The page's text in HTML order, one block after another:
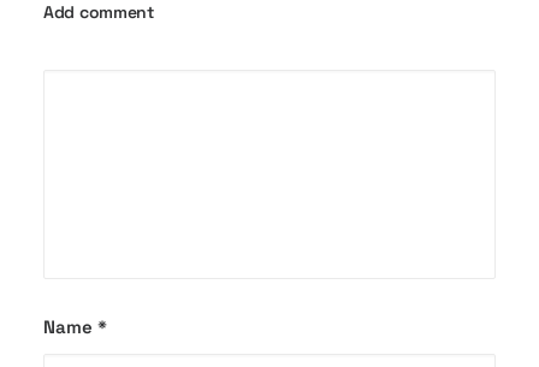
Add comment
Name *